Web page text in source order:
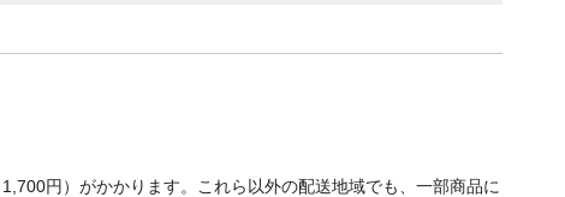
円）がかかります。これら以外の配送地域でも、一部商品に